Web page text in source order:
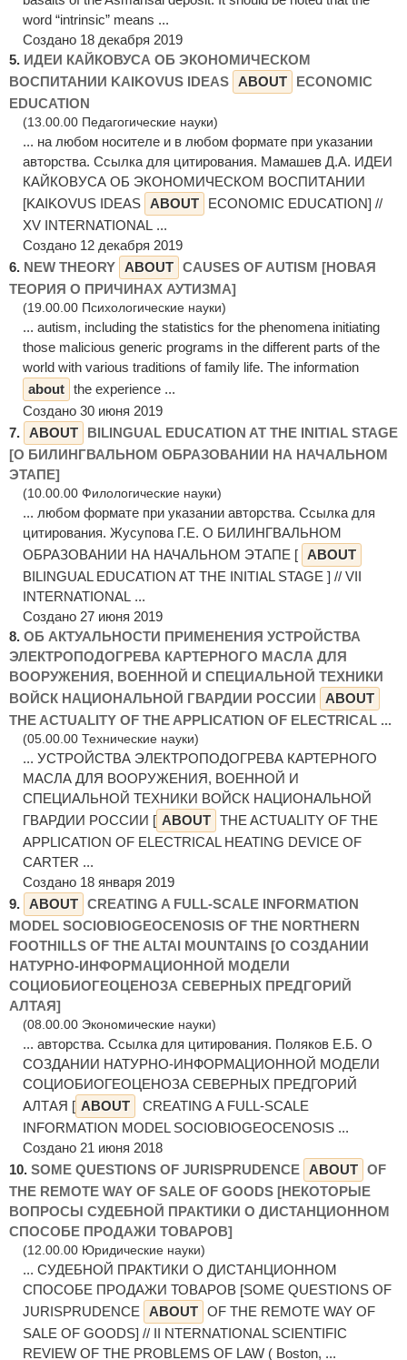
word “intrinsic” means ...
Создано 18 декабря 2019
5. ИДЕИ КАЙКОВУСА ОБ ЭКОНОМИЧЕСКОМ
ВОСПИТАНИИ KAIKOVUS IDEAS ABOUT
ECONOMIC
EDUCATION
(13.00.00 Педагогические науки)
... на любом носителе и в любом формате при указании
авторства. Ссылка для цитирования. Мамашев Д.А. ИДЕИ
КАЙКОВУСА ОБ ЭКОНОМИЧЕСКОМ ВОСПИТАНИИ
[KAIKOVUS IDEAS ABOUT
ECONOMIC EDUCATION] //
XV INTERNATIONAL ...
Создано 12 декабря 2019
6. NEW THEORY ABOUT CAUSES OF AUTISM [НОВАЯ
ТЕОРИЯ О ПРИЧИНАХ АУТИЗМА]
(19.00.00 Психологические науки)
... autism, including the statistics for the phenomena initiating
those malicious generic programs in the different parts of the
world with various traditions of family life. The information
about the experience ...
Создано 30 июня 2019
7. ABOUT
BILINGUAL EDUCATION AT THE INITIAL STAGE
[О БИЛИНГВАЛЬНОМ ОБРАЗОВАНИИ НА НАЧАЛЬНОМ
ЭТАПЕ]
(10.00.00 Филологические науки)
... любом формате при указании авторства. Ссылка для
цитирования. Жусупова Г.Е. О БИЛИНГВАЛЬНОМ
ОБРАЗОВАНИИ НА НАЧАЛЬНОМ ЭТАПЕ [ ABOUT
BILINGUAL EDUCATION AT THE INITIAL STAGE ] // VII
INTERNATIONAL ...
Создано 27 июня 2019
8. ОБ АКТУАЛЬНОСТИ ПРИМЕНЕНИЯ УСТРОЙСТВА
ЭЛЕКТРОПОДОГРЕВА КАРТЕРНОГО МАСЛА ДЛЯ
ВООРУЖЕНИЯ, ВОЕННОЙ И СПЕЦИАЛЬНОЙ ТЕХНИКИ
ВОЙСК НАЦИОНАЛЬНОЙ ГВАРДИИ РОССИИ
ABOUT
THE ACTUALITY OF THE APPLICATION OF ELECTRICAL ...
(05.00.00 Технические науки)
... УСТРОЙСТВА ЭЛЕКТРОПОДОГРЕВА КАРТЕРНОГО
МАСЛА ДЛЯ ВООРУЖЕНИЯ, ВОЕННОЙ И
СПЕЦИАЛЬНОЙ ТЕХНИКИ ВОЙСК НАЦИОНАЛЬНОЙ
ГВАРДИИ РОССИИ [ ABOUT THE ACTUALITY OF THE
APPLICATION OF ELECTRICAL HEATING DEVICE OF
CARTER ...
Создано 18 января 2019
9. ABOUT CREATING A FULL-SCALE INFORMATION
MODEL SOCIOBIOGEOCENOSIS OF THE NORTHERN
FOOTHILLS OF THE ALTAI MOUNTAINS [О СОЗДАНИИ
НАТУРНО-ИНФОРМАЦИОННОЙ МОДЕЛИ
СОЦИОБИОГЕОЦЕНОЗА СЕВЕРНЫХ ПРЕДГОРИЙ
АЛТАЯ]
(08.00.00 Экономические науки)
... авторства. Ссылка для цитирования. Поляков Е.Б. О
СОЗДАНИИ НАТУРНО-ИНФОРМАЦИОННОЙ МОДЕЛИ
СОЦИОБИОГЕОЦЕНОЗА СЕВЕРНЫХ ПРЕДГОРИЙ
АЛТАЯ [ ABOUT
CREATING A FULL-SCALE
INFORMATION MODEL SOCIOBIOGEOCENOSIS ...
Создано 21 июня 2018
10. SOME QUESTIONS OF JURISPRUDENCE ABOUT OF
THE REMOTE WAY OF SALE OF GOODS [НЕКОТОРЫЕ
ВОПРОСЫ СУДЕБНОЙ ПРАКТИКИ О ДИСТАНЦИОННОМ
СПОСОБЕ ПРОДАЖИ ТОВАРОВ]
(12.00.00 Юридические науки)
... СУДЕБНОЙ ПРАКТИКИ О ДИСТАНЦИОННОМ
СПОСОБЕ ПРОДАЖИ ТОВАРОВ [SOME QUESTIONS OF
JURISPRUDENCE
ABOUT OF THE REMOTE WAY OF
SALE OF GOODS] // II NTERNATIONAL SCIENTIFIC
REVIEW OF THE PROBLEMS OF LAW ( Boston, ...